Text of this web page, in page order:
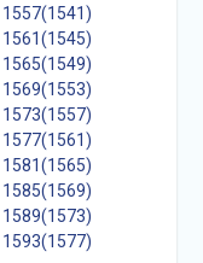
1557(1541)
1561(1545)
1565(1549)
1569(1553)
1573(1557)
1577(1561)
1581(1565)
1585(1569)
1589(1573)
1593(1577)